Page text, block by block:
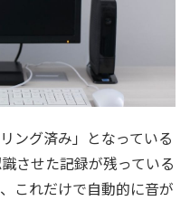
ング済み」となっている
させた記録が残っている
これだけで自動的に音が